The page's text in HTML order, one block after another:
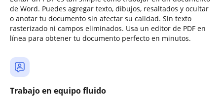
de Word. Puedes agregar texto, dibujos, resaltados y ocultar
o anotar tu documento sin afectar su calidad. Sin texto
rasterizado ni campos eliminados. Usa un editor de PDF en
línea para obtener tu documento perfecto en minutos.
Trabajo en equipo fluido